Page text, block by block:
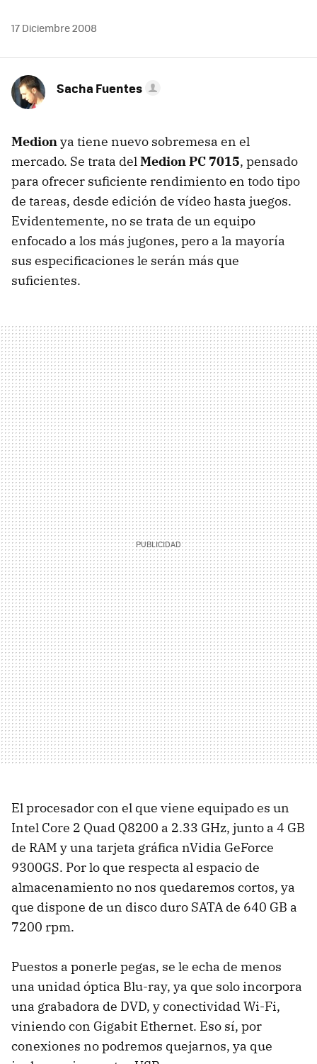
17 Diciembre 2008
Sacha Fuentes
Medionya tiene nuevo sobremesa en el
mercado. Se trata delMedion PC 7015, pensado
para ofrecer suficiente rendimiento en todo tipo
de tareas, desde edición de vídeo hasta juegos.
Evidentemente, no se trata de un equipo
enfocado a los más jugones, pero a la mayoría
sus especificaciones le serán más que
suficientes.
El procesador con el que viene equipado es un
Intel Core 2 Quad Q8200 a 2.33 GHz, junto a 4 GB
de RAM y una tarjeta gráfica nVidia GeForce
9300GS. Por lo que respecta al espacio de
almacenamiento no nos quedaremos cortos, ya
que dispone de un disco duro SATA de 640 GB a
7200 rpm.
Puestos a ponerle pegas, se le echa de menos
una unidad óptica Blu-ray, ya que solo incorpora
una grabadora de DVD, y conectividad Wi-Fi,
viniendo con Gigabit Ethernet. Eso sí, por
conexiones no podremos quejarnos, ya que